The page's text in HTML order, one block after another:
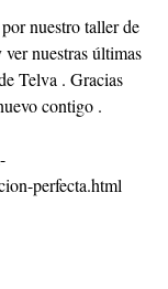
nuestro taller de
nuestras últimas
Telva . Gracias
contigo .
perfecta.html